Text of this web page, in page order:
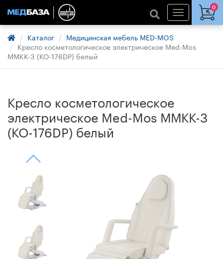
0
Каталог
Медицинская мебель MED-MOS
Кресло косметологическое электрическое Med-Mos
ММКК-3 (КО-176DP) белый
Кресло косметологическое
электрическое Med-Mos ММКК-3
(КО-176DP) белый